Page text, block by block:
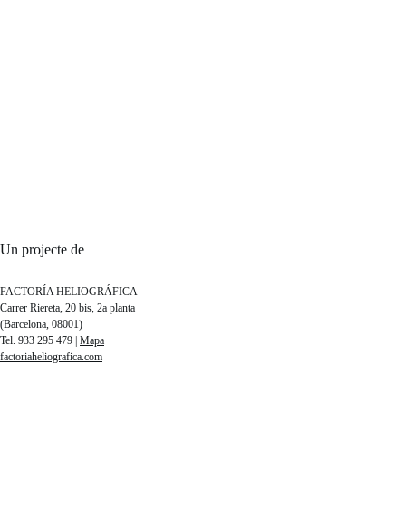
Un projecte de
FACTORÍA HELIOGRÁFICA
Carrer Riereta, 20 bis, 2a planta
(Barcelona, 08001)
Tel. 933 295 479 | Mapa
factoriaheliografica.com